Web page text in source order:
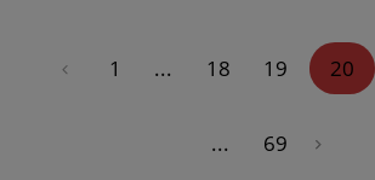
« 1 ... 18 19 20
... 69 »